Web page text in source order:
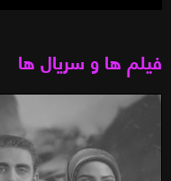
فیلم ها و سریال ها